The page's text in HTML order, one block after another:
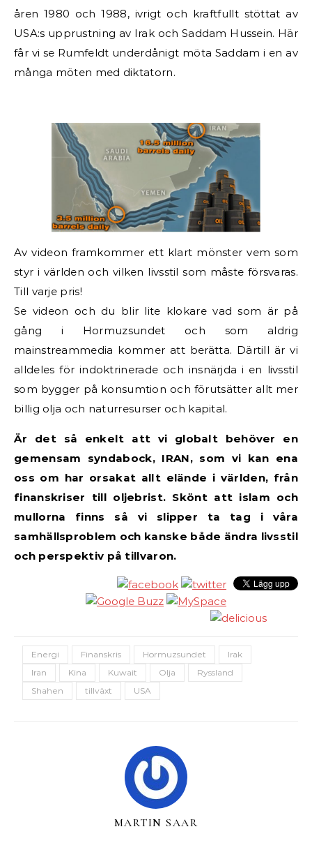
åren 1980 och 1988, ivrigt och kraftfullt stöttat av
USA:s upprustning av Irak och Saddam Hussein. Här
får vi se Rumfeldt underdånigt möta Saddam i en av
många möten med diktatorn.
Av videon framkommer ett klart mönster vem som
styr i världen och vilken livsstil som måste försvaras.
Till varje pris!
Se videon och du blir lite klokare vad som är på
gång i Hormuzsundet och som aldrig
mainstreammedia kommer att berätta. Därtill är vi
alldeles för indoktrinerade och insnärjda i en livsstil
som bygger på konsumtion och förutsätter allt mer
billig olja och naturresurser och kapital.
Är det så enkelt att vi globalt behöver en
gemensam syndabock, IRAN, som vi kan ena
oss om har orsakat allt elände i världen, från
finanskriser till oljebrist. Skönt att islam och
mullorna finns så vi slipper ta tag i våra
samhällsproblem och kanske både ändra livsstil
och perspektiv på tillvaron.
Energi Finanskris Hormuzsundet
Irak
Iran
Kina Kuwait Olja
Ryssland
Shahen
tillväxt USA
MARTIN SAAR